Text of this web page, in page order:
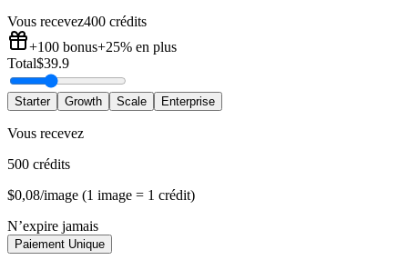
Vous recevez400 crédits
+100 bonus+25% en plus
Total$39.9
Starter Growth Scale Enterprise
Vous recevez
500 crédits
$0,08/image (1 image = 1 crédit)
N’expire jamais
Paiement Unique